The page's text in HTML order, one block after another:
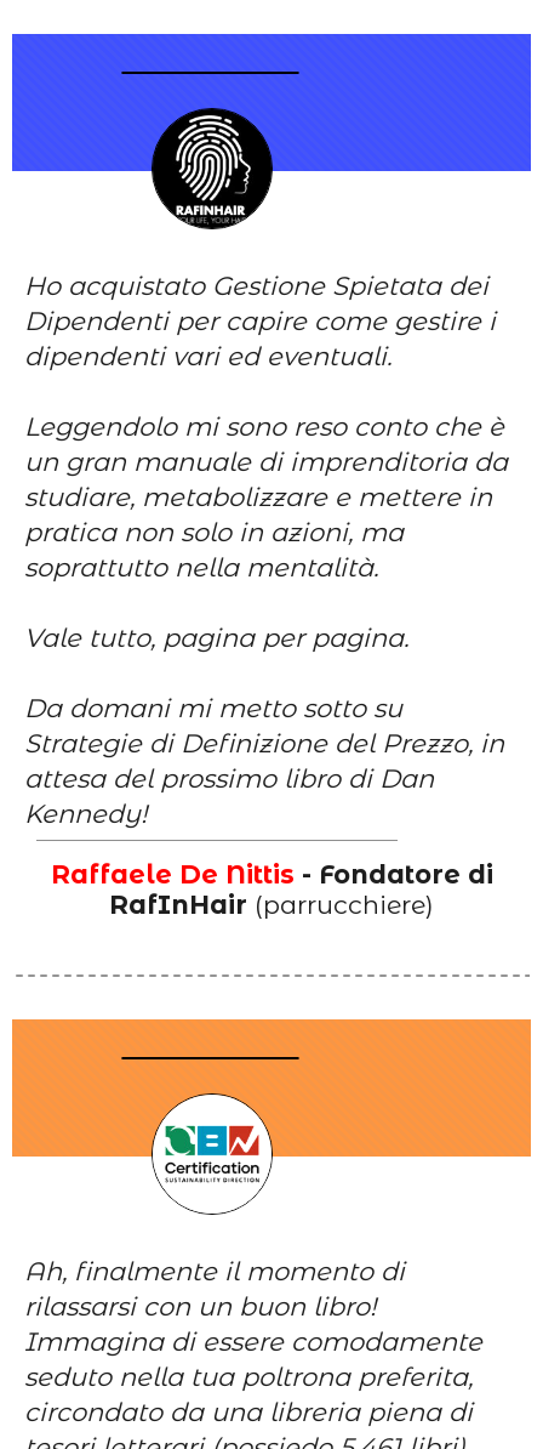
Ho acquistato Gestione Spietata dei
Dipendenti per capire come gestire i
dipendenti vari ed eventuali.
Leggendolo mi sono reso conto che è
un gran manuale di imprenditoria da
studiare, metabolizzare e mettere in
pratica non solo in azioni, ma
soprattutto nella mentalità.
Vale tutto, pagina per pagina.
Da domani mi metto sotto su
Strategie di Definizione del Prezzo, in
attesa del prossimo libro di Dan
Kennedy!
Raffaele De Nittis - Fondatore di
RafInHair (parrucchiere)
Ah, finalmente il momento di
rilassarsi con un buon libro!
Immagina di essere comodamente
seduto nella tua poltrona preferita,
circondato da una libreria piena di